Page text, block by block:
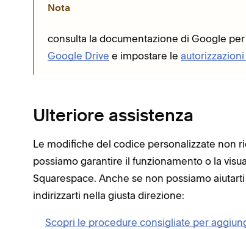
Nota
consulta la documentazione di Google
Google Drive e impostare le
Ulteriore assistenza
Le modifiche del codice personalizzate non
possiamo garantire il funzionamento o la
Squarespace. Anche se non possiamo
indirizzarti nella giusta direzione:
Scopri le procedure consigliate per